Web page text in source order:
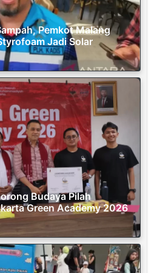
Pemkot Malang
Jadi Solar
Budaya Pilah
Green Academy 2026